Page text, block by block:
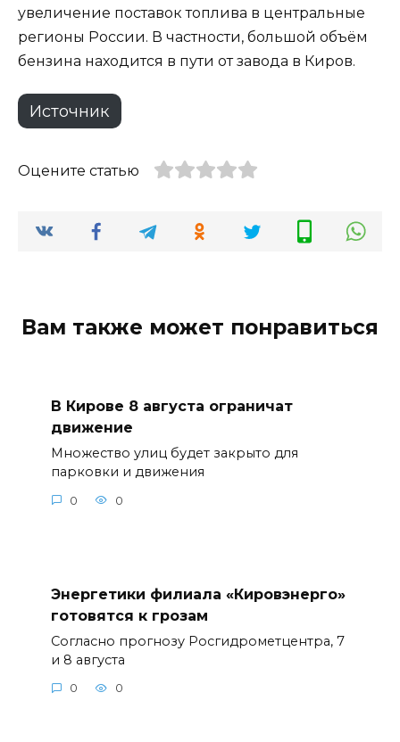
увеличение поставок топлива в центральные
регионы России. В частности, большой объём
бензина находится в пути от завода в Киров.
Источник
Оцените статью
Вам также может понравиться
В Кирове 8 августа ограничат
движение
Множество улиц будет закрыто для
парковки и движения
0 0
Энергетики филиала «Кировэнерго»
готовятся к грозам
Согласно прогнозу Росгидрометцентра, 7
и 8 августа
0 0